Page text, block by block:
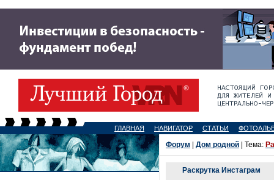
ГЛАВНАЯ НАВИГАТОР СТАТЬИ
Форум Дом родной | Тема:
Раскрутка Инстаграм